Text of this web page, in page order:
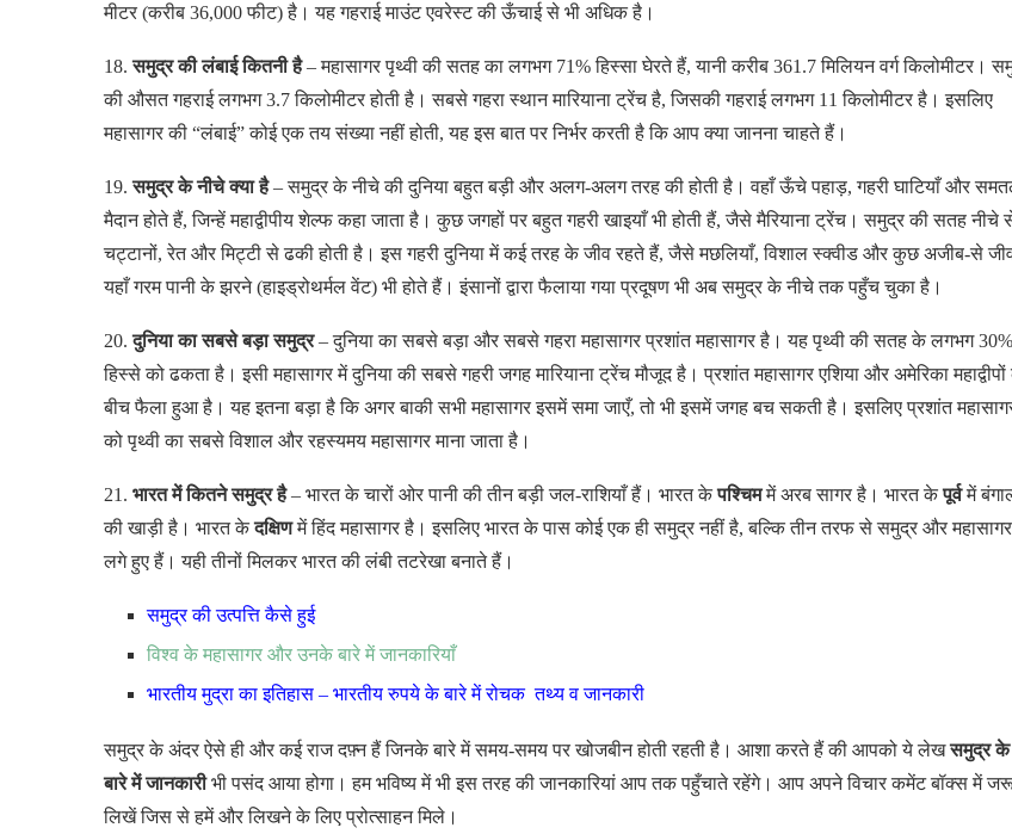
मीटर (करीब 36,000 फीट) है। यह गहराई माउंट एवरेस्ट की ऊँचाई से भी अधिक है।
18.समुद्र की लंबाई कितनी है– महासागर पृथ्वी की सतह का लगभग 71% हिस्सा घेरते हैं, यानी करीब 361.7 मिलियन वर्ग किलोमीटर।
की औसत गहराई लगभग 3.7 किलोमीटर होती है। सबसे गहरा स्थान मारियाना ट्रेंच है, जिसकी गहराई लगभग 11 किलोमीटर है। इसलिए
महासागर की “लंबाई” कोई एक तय संख्या नहीं होती, यह इस बात पर निर्भर करती है कि आप क्या जानना चाहते हैं।
19.समुद्र के नीचे क्या है– समुद्र के नीचे की दुनिया बहुत बड़ी और अलग-अलग तरह की होती है। वहाँ ऊँचे पहाड़, गहरी घाटियाँ और
मैदान होते हैं, जिन्हें महाद्वीपीय शेल्फ कहा जाता है। कुछ जगहों पर बहुत गहरी खाइयाँ भी होती हैं, जैसे मैरियाना ट्रेंच। समुद्र की सतह नीचे
चट्टानों, रेत और मिट्टी से ढकी होती है। इस गहरी दुनिया में कई तरह के जीव रहते हैं, जैसे मछलियाँ, विशाल स्क्वीड और कुछ अजीब-से
यहाँ गरम पानी के झरने (हाइड्रोथर्मल वेंट) भी होते हैं। इंसानों द्वारा फैलाया गया प्रदूषण भी अब समुद्र के नीचे तक पहुँच चुका है।
20.दुनिया का सबसे बड़ा समुद्र– दुनिया का सबसे बड़ा और सबसे गहरा महासागर प्रशांत महासागर है। यह पृथ्वी की सतह के लगभग 30%
हिस्से को ढकता है। इसी महासागर में दुनिया की सबसे गहरी जगह मारियाना ट्रेंच मौजूद है। प्रशांत महासागर एशिया और अमेरिका
बीच फैला हुआ है। यह इतना बड़ा है कि अगर बाकी सभी महासागर इसमें समा जाएँ, तो भी इसमें जगह बच सकती है। इसलिए प्रशांत
को पृथ्वी का सबसे विशाल और रहस्यमय महासागर माना जाता है।
21. भारत में कितने समुद्र है– भारत के चारों ओर पानी की तीन बड़ी जल-राशियाँ हैं। भारत केपश्चिममें अरब सागर है। भारत केपूर्वमें
की खाड़ी है। भारत केदक्षिणमें हिंद महासागर है। इसलिए भारत के पास कोई एक ही समुद्र नहीं है, बल्कि तीन तरफ से समुद्र और महासागर
लगे हुए हैं। यही तीनों मिलकर भारत की लंबी तटरेखा बनाते हैं।
समुद्र की उत्पत्ति कैसे हुई
विश्व के महासागर और उनके बारे में जानकारियाँ
भारतीय मुद्रा का इतिहास – भारतीय रुपये के बारे में रोचक तथ्य व जानकारी
समुद्र के अंदर ऐसे ही और कई राज दफ़्न हैं जिनके बारे में समय-समय पर खोजबीन होती रहती है। आशा करते हैं की आपको ये लेखसमुद्र के
बारे में जानकारीभी पसंद आया होगा। हम भविष्य में भी इस तरह की जानकारियां आप तक पहुँचाते रहेंगे। आप अपने विचार कमेंट बॉक्स में
लिखें जिस से हमें और लिखने के लिए प्रोत्साहन मिले।